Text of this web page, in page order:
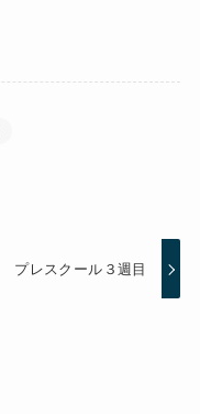
プレスクール３週目